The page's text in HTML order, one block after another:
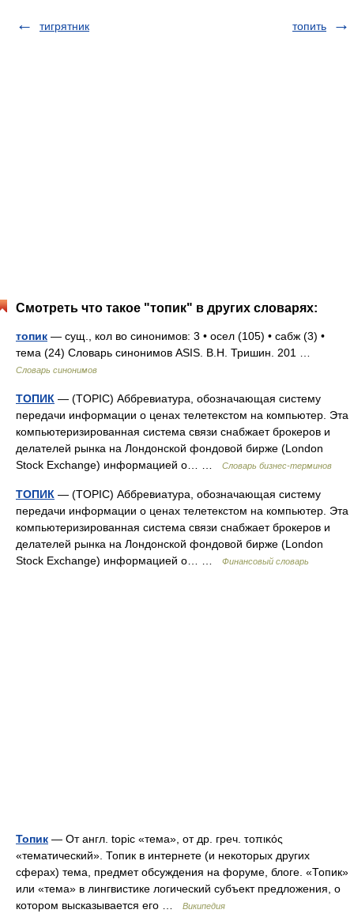
тигрятник топить
Смотреть что такое "топик" в других словарях:
топик — сущ., кол во синонимов: 3 • осел (105) • сабж (3) •
тема (24) Словарь синонимов ASIS. В.Н. Тришин. 201 …
Словарь синонимов
ТОПИК — (TOPIC) Аббревиатура, обозначающая систему
передачи информации о ценах телетекстом на компьютер. Эта
компьютеризированная система связи снабжает брокеров и
делателей рынка на Лондонской фондовой бирже (London
Stock Exchange) информацией о… …
Словарь бизнес-терминов
ТОПИК — (TOPIC) Аббревиатура, обозначающая систему
передачи информации о ценах телетекстом на компьютер. Эта
компьютеризированная система связи снабжает брокеров и
делателей рынка на Лондонской фондовой бирже (London
Stock Exchange) информацией о… …
Финансовый словарь
Топик — От англ. topic «тема», от др. греч. τοπικός
«тематический». Топик в интернете (и некоторых других
сферах) тема, предмет обсуждения на форуме, блоге. «Топик»
или «тема» в лингвистике логический субъект предложения, о
котором высказывается его …
Википедия